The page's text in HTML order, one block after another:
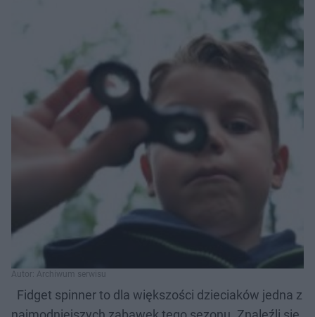
Autor: Archiwum serwisu
Fidget spinner to dla większości dzieciaków jedna z